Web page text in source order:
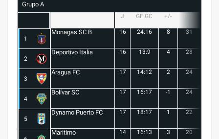
Grupo A
J GF:GC +/-
1
Monagas SC B 16 24:16 8 31
2
Deportivo Italia 16 13:9 4 28
3
Aragua FC 17 14:12 2 24
4
Bolívar SC 17 16:17 -1 24
5
Dynamo Puerto FC 17 18:17 1 22
Maritimo 14 16:13 3 20